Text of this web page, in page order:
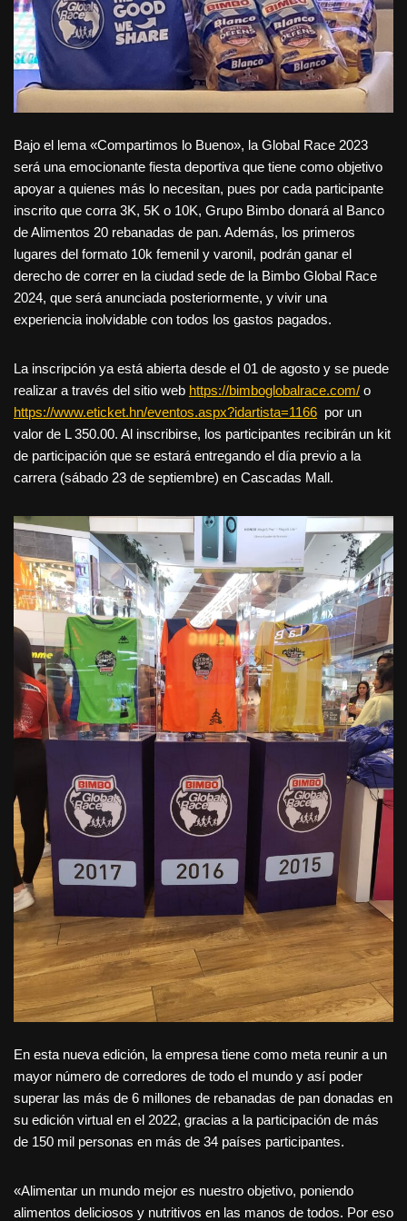
Bajo el lema «Compartimos lo Bueno», la Global Race 2023
será una emocionante fiesta deportiva que tiene como objetivo
apoyar a quienes más lo necesitan, pues por cada participante
inscrito que corra 3K, 5K o 10K, Grupo Bimbo donará al Banco
de Alimentos 20 rebanadas de pan. Además, los primeros
lugares del formato 10k femenil y varonil, podrán ganar el
derecho de correr en la ciudad sede de la Bimbo Global Race
2024, que será anunciada posteriormente, y vivir una
experiencia inolvidable con todos los gastos pagados.
La inscripción ya está abierta desde el 01 de agosto y se puede
realizar a través del sitio web https://bimboglobalrace.com/ o
https://www.eticket.hn/eventos.aspx?idartista=1166 por un
valor de L 350.00. Al inscribirse, los participantes recibirán un kit
de participación que se estará entregando el día previo a la
carrera (sábado 23 de septiembre) en Cascadas Mall.
En esta nueva edición, la empresa tiene como meta reunir a un
mayor número de corredores de todo el mundo y así poder
superar las más de 6 millones de rebanadas de pan donadas en
su edición virtual en el 2022, gracias a la participación de más
de 150 mil personas en más de 34 países participantes.
«Alimentar un mundo mejor es nuestro objetivo, poniendo
alimentos deliciosos y nutritivos en las manos de todos. Por eso